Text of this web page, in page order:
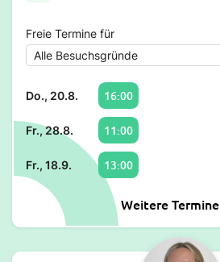
Freie Termine für
Do., 20.8. 16:00
Fr., 28.8. 11:00
Fr., 18.9. 13:00
Weitere Termine